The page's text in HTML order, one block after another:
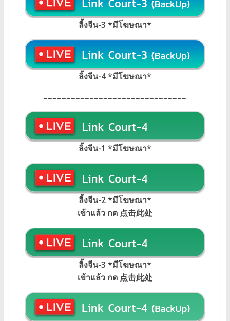
ลิ้งจีน-3 *มีโฆษณา*
ลิ้งจีน-4 *มีโฆษณา*
===============================
ลิ้งจีน-1 *มีโฆษณา*
ลิ้งจีน-2 *มีโฆษณา*
เข้าแล้ว กด 点击此处
ลิ้งจีน-3 *มีโฆษณา*
เข้าแล้ว กด 点击此处